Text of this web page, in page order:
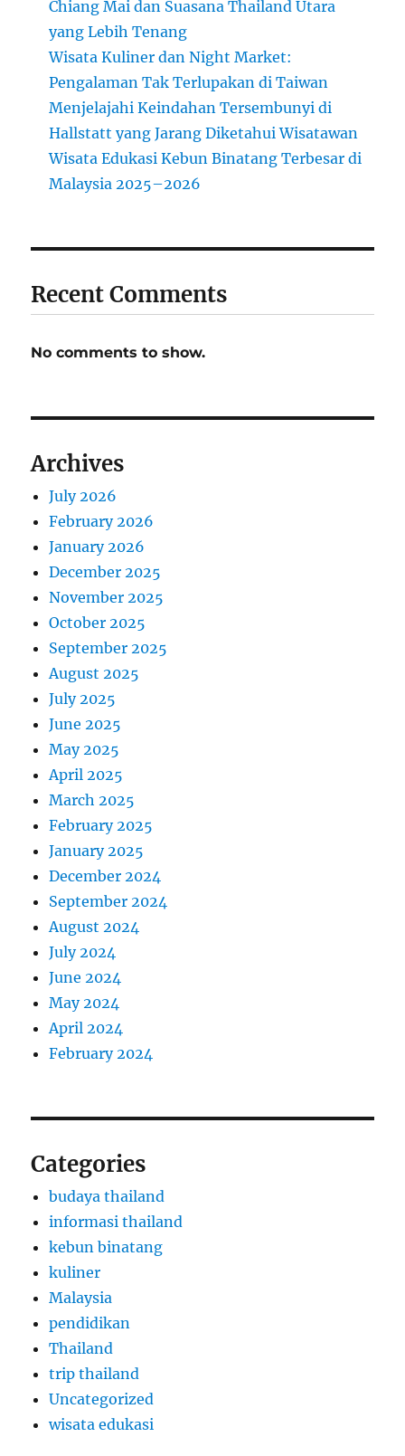
Chiang Mai dan Suasana Thailand Utara
yang Lebih Tenang
Wisata Kuliner dan Night Market:
Pengalaman Tak Terlupakan di Taiwan
Menjelajahi Keindahan Tersembunyi di
Hallstatt yang Jarang Diketahui Wisatawan
Wisata Edukasi Kebun Binatang Terbesar di
Malaysia 2025–2026
Recent Comments
No comments to show.
Archives
July 2026
February 2026
January 2026
December 2025
November 2025
October 2025
September 2025
August 2025
July 2025
June 2025
May 2025
April 2025
March 2025
February 2025
January 2025
December 2024
September 2024
August 2024
July 2024
June 2024
May 2024
April 2024
February 2024
Categories
budaya thailand
informasi thailand
kebun binatang
kuliner
Malaysia
pendidikan
Thailand
trip thailand
Uncategorized
wisata edukasi